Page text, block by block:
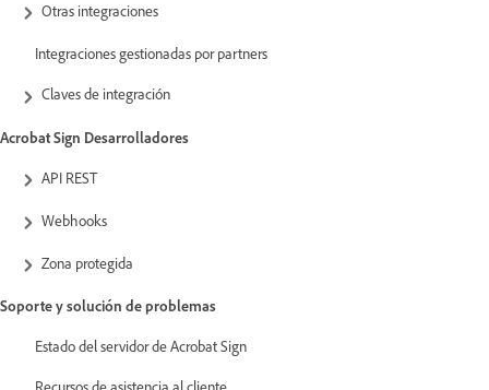
Otras integraciones
Integraciones gestionadas por partners
Claves de integración
Acrobat Sign Desarrolladores
API REST
Webhooks
Zona protegida
Soporte y solución de problemas
Estado del servidor de Acrobat Sign